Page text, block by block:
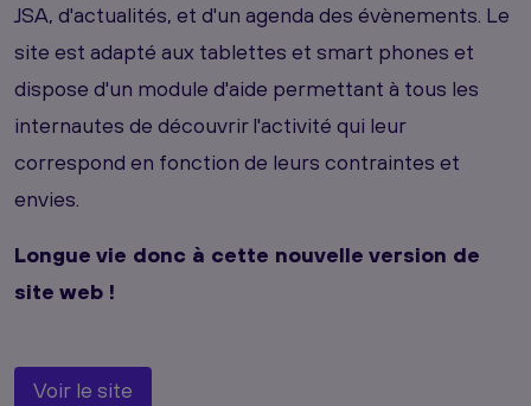
JSA, d'actualités, et d'un agenda des évènements. Le
site est adapté aux tablettes et smart phones et
dispose d'un module d'aide permettant à tous les
internautes de découvrir l'activité qui leur
correspond en fonction de leurs contraintes et
envies.
Longue vie donc à cette nouvelle version de
site web !
Voir le site